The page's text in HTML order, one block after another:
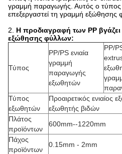
γραμμή παραγωγής. Αυτός ο
επεξεργαστεί τη γραμμή
2. Η προδιαγραφή των PP
εξώθησης φύλλων:
Τύπος
PP/PS ενιαία
γραμμή
παραγωγής
εξωθητών
PP/
Τύπος
εξωθητών
Προαιρετικός ενιαίος
εξωθητής βιδών
Πλάτος
προϊόντων
600mm--1220mm
Πάχος
προϊόντων
0.15mm - 2mm